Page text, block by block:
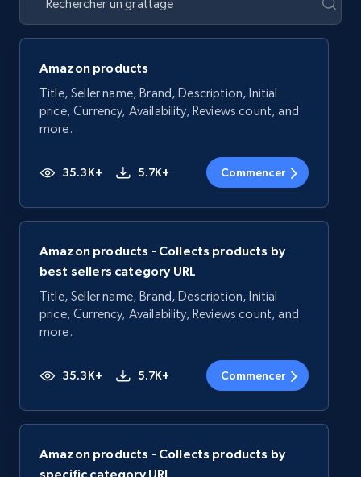
Amazon products
Title, Seller name, Brand, Description, Initial
price, Currency, Availability, Reviews count, and
more.
35.3K+ 5.7K+ Commencer
Amazon products - Collects products by
best sellers category URL
Title, Seller name, Brand, Description, Initial
price, Currency, Availability, Reviews count, and
more.
35.3K+ 5.7K+ Commencer
Amazon products - Collects products by
specific category URL